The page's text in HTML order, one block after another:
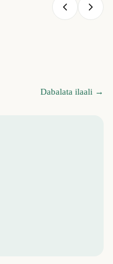
Dabalata ilaali →